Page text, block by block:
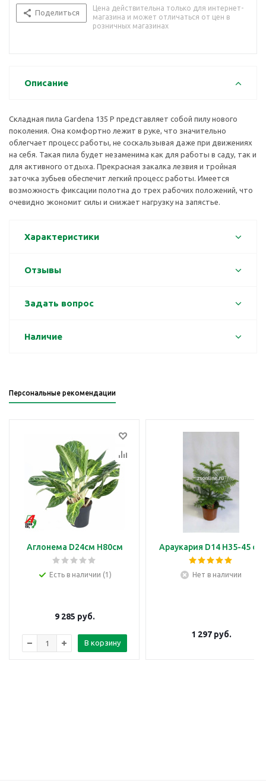
Поделиться
Цена действительна только для интернет-
магазина и может отличаться от цен в
розничных магазинах
Описание
Складная пила Gardena 135 Р представляет собой пилу нового
поколения. Она комфортно лежит в руке, что значительно
облегчает процесс работы, не соскальзывая даже при движениях
на себя. Такая пила будет незаменима как для работы в саду, так и
для активного отдыха. Прекрасная закалка лезвия и тройная
заточка зубьев обеспечит легкий процесс работы. Имеется
возможность фиксации полотна до трех рабочих положений, что
очевидно экономит силы и снижает нагрузку на запястье.
Характеристики
Отзывы
Задать вопрос
Наличие
Персональные рекомендации
Аглонема D24см H80см
Есть в наличии (1)
9 285 руб.
В корзину
Араукария D14 H35-45 см
Нет в наличии
1 297руб.